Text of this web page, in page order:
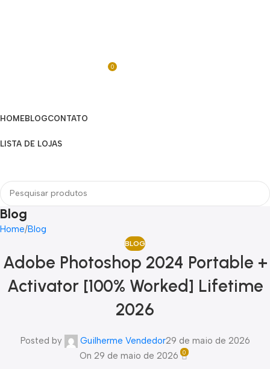
0
HOMEBLOGCONTATO
LISTA DE LOJAS
Blog
Home Blog
BLOG
Adobe Photoshop 2024 Portable +
Activator [100% Worked] Lifetime
2026
Posted by Guilherme Vendedor29 de maio de 2026
On 29 de maio de 2026
0